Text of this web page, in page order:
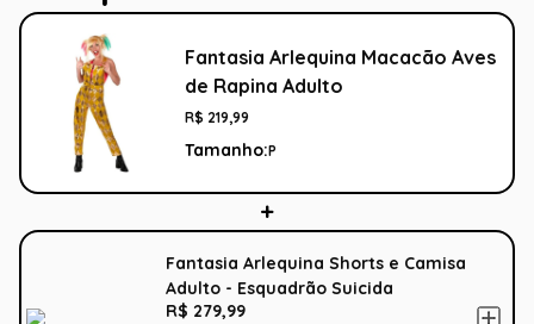
Fantasia Arlequina Macacão Aves
de Rapina Adulto
R$ 219,99
Tamanho:P
Fantasia Arlequina Shorts e Camisa
Adulto - Esquadrão Suicida
R$ 279,99